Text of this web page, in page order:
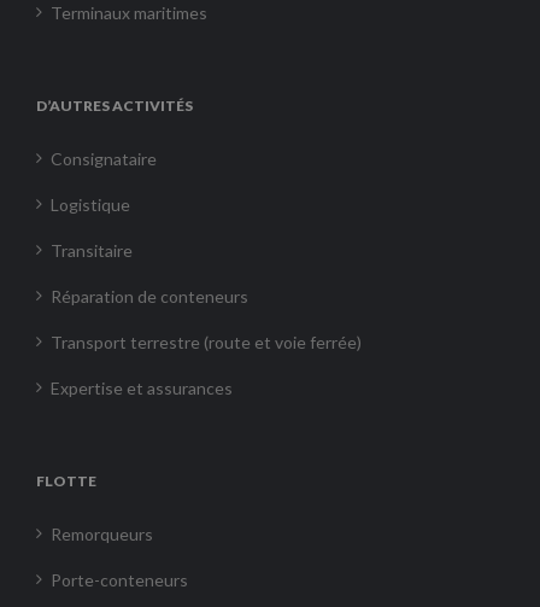
Terminaux maritimes
D’AUTRES ACTIVITÉS
Consignataire
Logistique
Transitaire
Réparation de conteneurs
Transport terrestre (route et voie ferrée)
Expertise et assurances
FLOTTE
Remorqueurs
Porte-conteneurs